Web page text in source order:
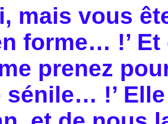
mais vous
forme… !’ Et
prenez
!’